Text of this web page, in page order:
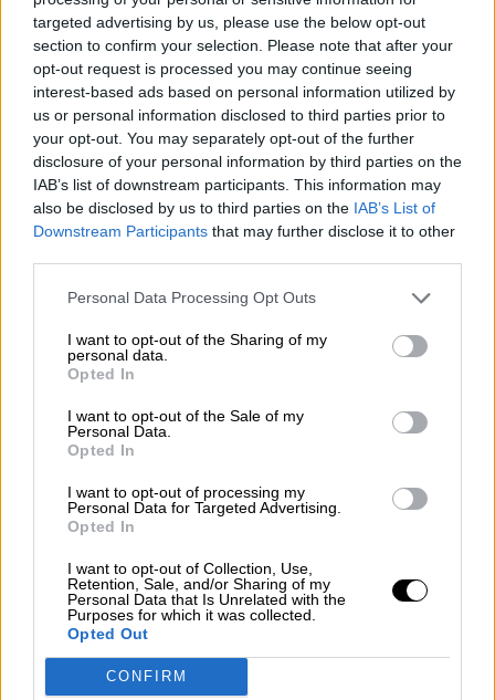
targeted advertising by us, please use the below opt-out
section to confirm your selection. Please note that after your
opt-out request is processed you may continue seeing
interest-based ads based on personal information utilized by
us or personal information disclosed to third parties prior to
your opt-out. You may separately opt-out of the further
disclosure of your personal information by third parties on the
IAB’s list of downstream participants. This information may
also be disclosed by us to third parties on the IAB’s List of
Downstream Participants that may further disclose it to other
Personal Data Processing Opt Outs
I want to opt-out of the Sharing of my
personal data.
Opted In
I want to opt-out of the Sale of my
Personal Data.
Opted In
I want to opt-out of processing my
Personal Data for Targeted Advertising.
Opted In
I want to opt-out of Collection, Use,
Retention, Sale, and/or Sharing of my
Personal Data that Is Unrelated with the
Purposes for which it was collected.
Opted Out
CONFIRM
Argelia: La crisis no está cerrada
Juan Antonio Sacaluga
Más artículos de este autor
martes, 9 de abril de 2019
Israel: King Bibi, en su laberinto
Juan Antonio Sacaluga
Más artículos de este autor
jueves, 11 de abril de 2019